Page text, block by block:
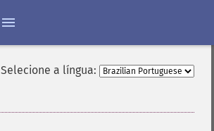
Selecione a língua: